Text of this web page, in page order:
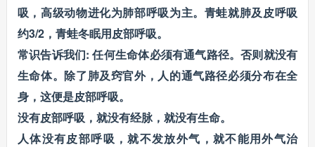
吸，高级动物进化为肺部呼吸为主。青蛙就肺及皮呼吸
约3/2，青蛙冬眠用皮部呼吸。
常识告诉我们: 任何生命体必须有通气路径。否则就没有
生命体。除了肺及窍官外，人的通气路径必须分布在全
身，这便是皮部呼吸。
没有皮部呼吸，就没有经脉，就没有生命。
人体没有皮部呼吸，就不发放外气，就不能用外气治